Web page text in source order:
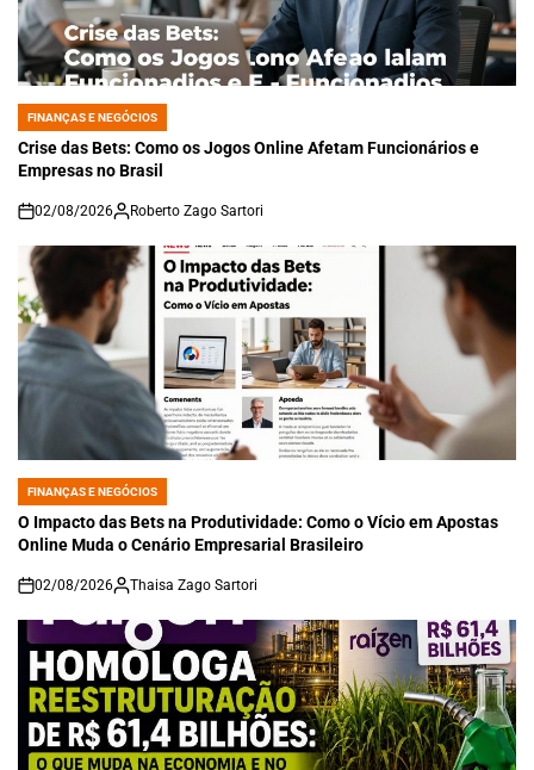
POSTED
IN
FINANÇAS E NEGÓCIOS
Crise das Bets: Como os Jogos Online Afetam Funcionários e
Empresas no Brasil
on
02/08/2026 Roberto Zago Sartori
POSTED
IN
FINANÇAS E NEGÓCIOS
O Impacto das Bets na Produtividade: Como o Vício em Apostas
Online Muda o Cenário Empresarial Brasileiro
on
02/08/2026 Thaisa Zago Sartori